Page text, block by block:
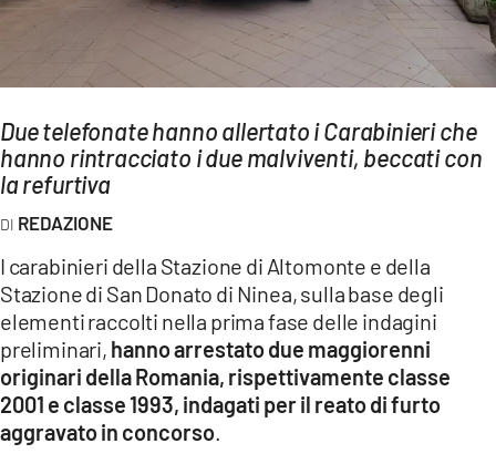
LAC TV
LAC NETWORK
LAC ONAIR
LaC
Network
LACONAIR.IT
LACITYMAG.IT
ILREGGINO.IT
COSENZACHANNEL.IT
ILVIBONESE.IT
Due telefonate hanno allertato i Carabinieri che
hanno rintracciato i due malviventi, beccati con
la refurtiva
REDAZIONE
I carabinieri della Stazione di Altomonte e della
Stazione di San Donato di Ninea, sulla base degli
elementi raccolti nella prima fase delle indagini
preliminari, hanno arrestato due maggiorenni
originari della Romania, rispettivamente classe
2001 e classe 1993, indagati per il reato di furto
aggravato in concorso